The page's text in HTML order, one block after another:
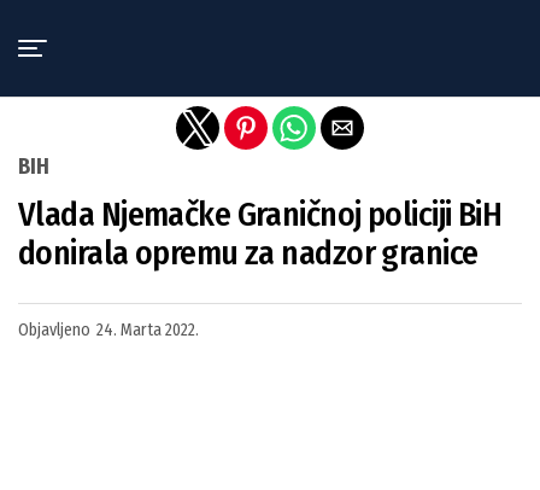
BIH
Vlada Njemačke Graničnoj policiji BiH
donirala opremu za nadzor granice
Objavljeno 24. Marta 2022.